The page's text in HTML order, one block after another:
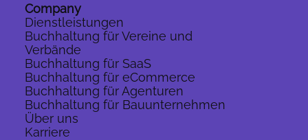
Company
Dienstleistungen
Buchhaltung für Vereine und
Verbände
Buchhaltung für SaaS
Buchhaltung für eCommerce
Buchhaltung für Agenturen
Buchhaltung für Bauunternehmen
Über uns
Karriere